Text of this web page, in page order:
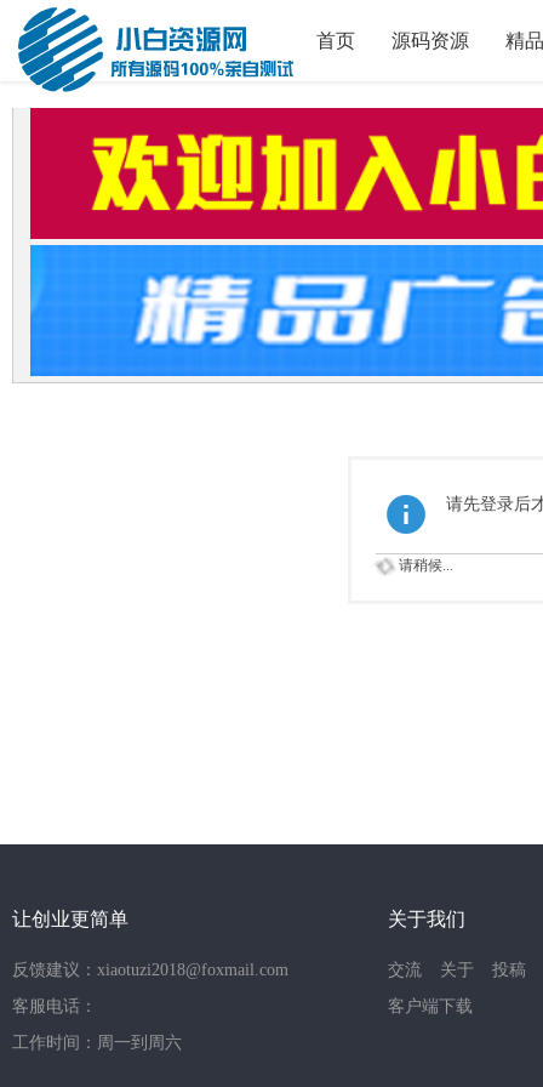
首页 源码资源 精
请先登录后
请稍候...
让创业更简单
反馈建议：xiaotuzi2018@foxmail.com
客服电话：
工作时间：周一到周六
关于我们
交流 关于
投稿
客户端下载